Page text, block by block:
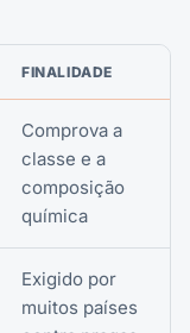
FINALIDADE
Comprova a
classe e a
composição
química
Exigido por
muitos países